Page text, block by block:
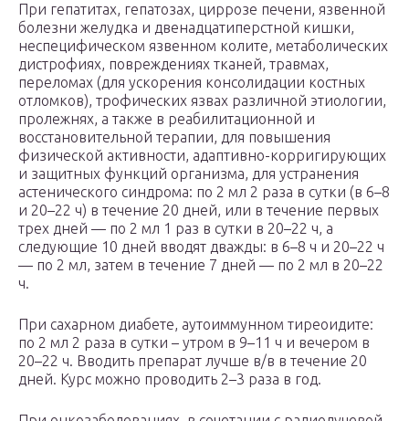
При гепатитах, гепатозах, циррозе печени, язвенной
болезни желудка и двенадцатиперстной кишки,
неспецифическом язвенном колите, метаболических
дистрофиях, повреждениях тканей, травмах,
переломах (для ускорения консолидации костных
отломков), трофических язвах различной этиологии,
пролежнях, а также в реабилитационной и
восстановительной терапии, для повышения
физической активности, адаптивно-корригирующих
и защитных функций организма, для устранения
астенического синдрома: по 2 мл 2 раза в сутки (в 6–8
и 20–22 ч) в течение 20 дней, или в течение первых
трех дней — по 2 мл 1 раз в сутки в 20–22 ч, а
следующие 10 дней вводят дважды: в 6–8 ч и 20–22 ч
— по 2 мл, затем в течение 7 дней — по 2 мл в 20–22
ч.
При сахарном диабете, аутоиммунном тиреоидите:
по 2 мл 2 раза в сутки – утром в 9–11 ч и вечером в
20–22 ч. Вводить препарат лучше в/в в течение 20
дней. Курс можно проводить 2–3 раза в год.